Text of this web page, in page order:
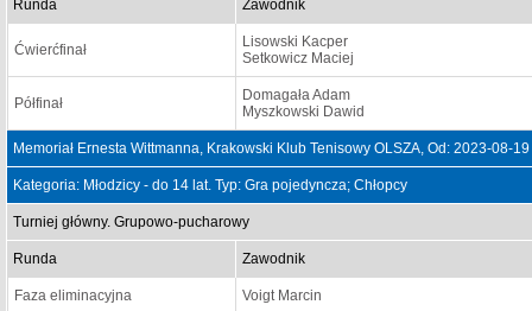
Runda Zawodnik
Ćwierćfinał
Lisowski Kacper
Setkowicz Maciej
Półfinał
Domagała Adam
Myszkowski Dawid
Memoriał Ernesta Wittmanna, Krakowski Klub Tenisowy OLSZA, Od: 2023-08-
Kategoria: Młodzicy - do 14 lat. Typ: Gra pojedyncza; Chłopcy
Turniej główny. Grupowo-pucharowy
Runda Zawodnik
Faza eliminacyjna Voigt Marcin